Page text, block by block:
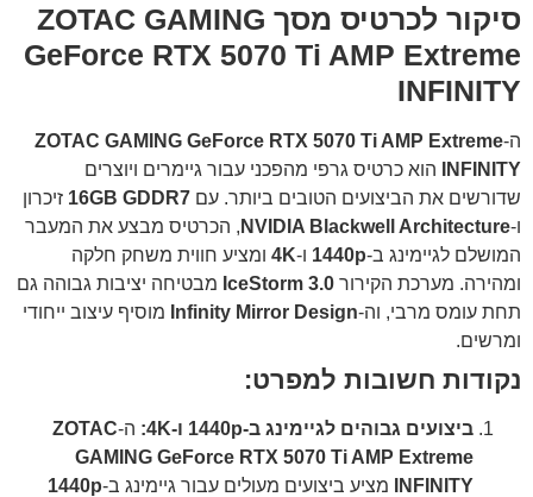
סיקור לכרטיס מסך ZOTAC GAMING
GeForce RTX 5070 Ti AMP Extreme
INFINITY
ה-ZOTAC GAMING GeForce RTX 5070 Ti AMP Extreme
INFINITY
הוא כרטיס גרפי מהפכני עבור גיימרים ויוצרים
שדורשים את הביצועים הטובים ביותר. עם 16GB GDDR7 זיכרון
ו-NVIDIA Blackwell Architecture , הכרטיס מבצע את המעבר
המושלם לגיימינג ב-1440p ו-4K ומציע חווית משחק חלקה
ומהירה. מערכת הקירור IceStorm 3.0 מבטיחה יציבות גבוהה גם
תחת עומס מרבי, וה-Infinity Mirror Design מוסיף עיצוב ייחודי
ומרשים.
נקודות חשובות למפרט:
ביצועים גבוהים לגיימינג ב-1440p ו-4K: ה-ZOTAC
GAMING GeForce RTX 5070 Ti AMP Extreme
INFINITY
מציע ביצועים מעולים עבור גיימינג ב-1440p